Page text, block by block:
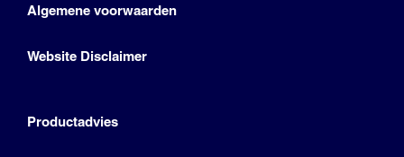
Algemene voorwaarden
Website Disclaimer
Productadvies